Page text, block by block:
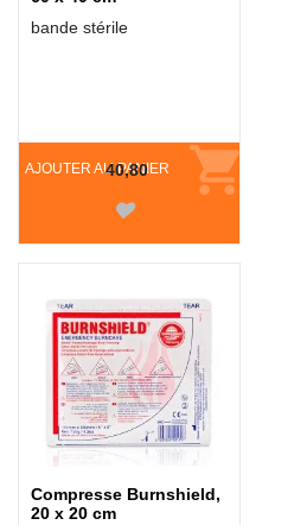
bande stérile
AJOUTER AU PANIER
40,80
Compresse Burnshield,
20 x 20 cm